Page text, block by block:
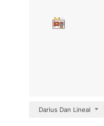
Darius Dan Lineal